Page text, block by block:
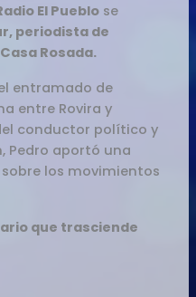
El Pueblo se
periodista de
Rosada.
entramado de
entre Rovira y
conductor político y
Pedro aportó una
los movimientos
que trasciende